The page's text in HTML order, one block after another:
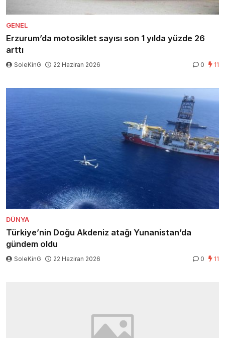
GENEL
Erzurum’da motosiklet sayısı son 1 yılda yüzde 26
arttı
SoleKinG 22 Haziran 2026 0 11
DÜNYA
Türkiye’nin Doğu Akdeniz atağı Yunanistan’da
gündem oldu
SoleKinG 22 Haziran 2026 0 11